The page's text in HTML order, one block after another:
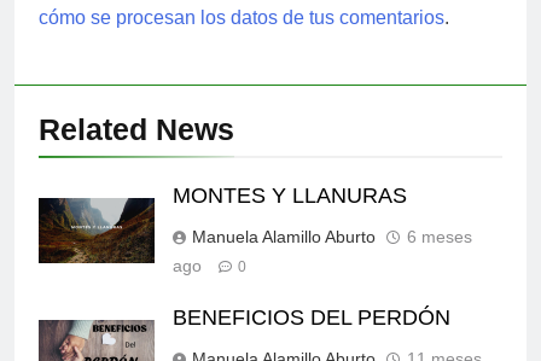
cómo se procesan los datos de tus comentarios.
Related News
MONTES Y LLANURAS
Manuela Alamillo Aburto
6 meses
ago
0
BENEFICIOS DEL PERDÓN